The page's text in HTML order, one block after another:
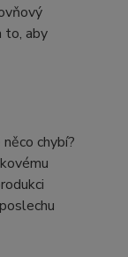
to, aby
chybí?